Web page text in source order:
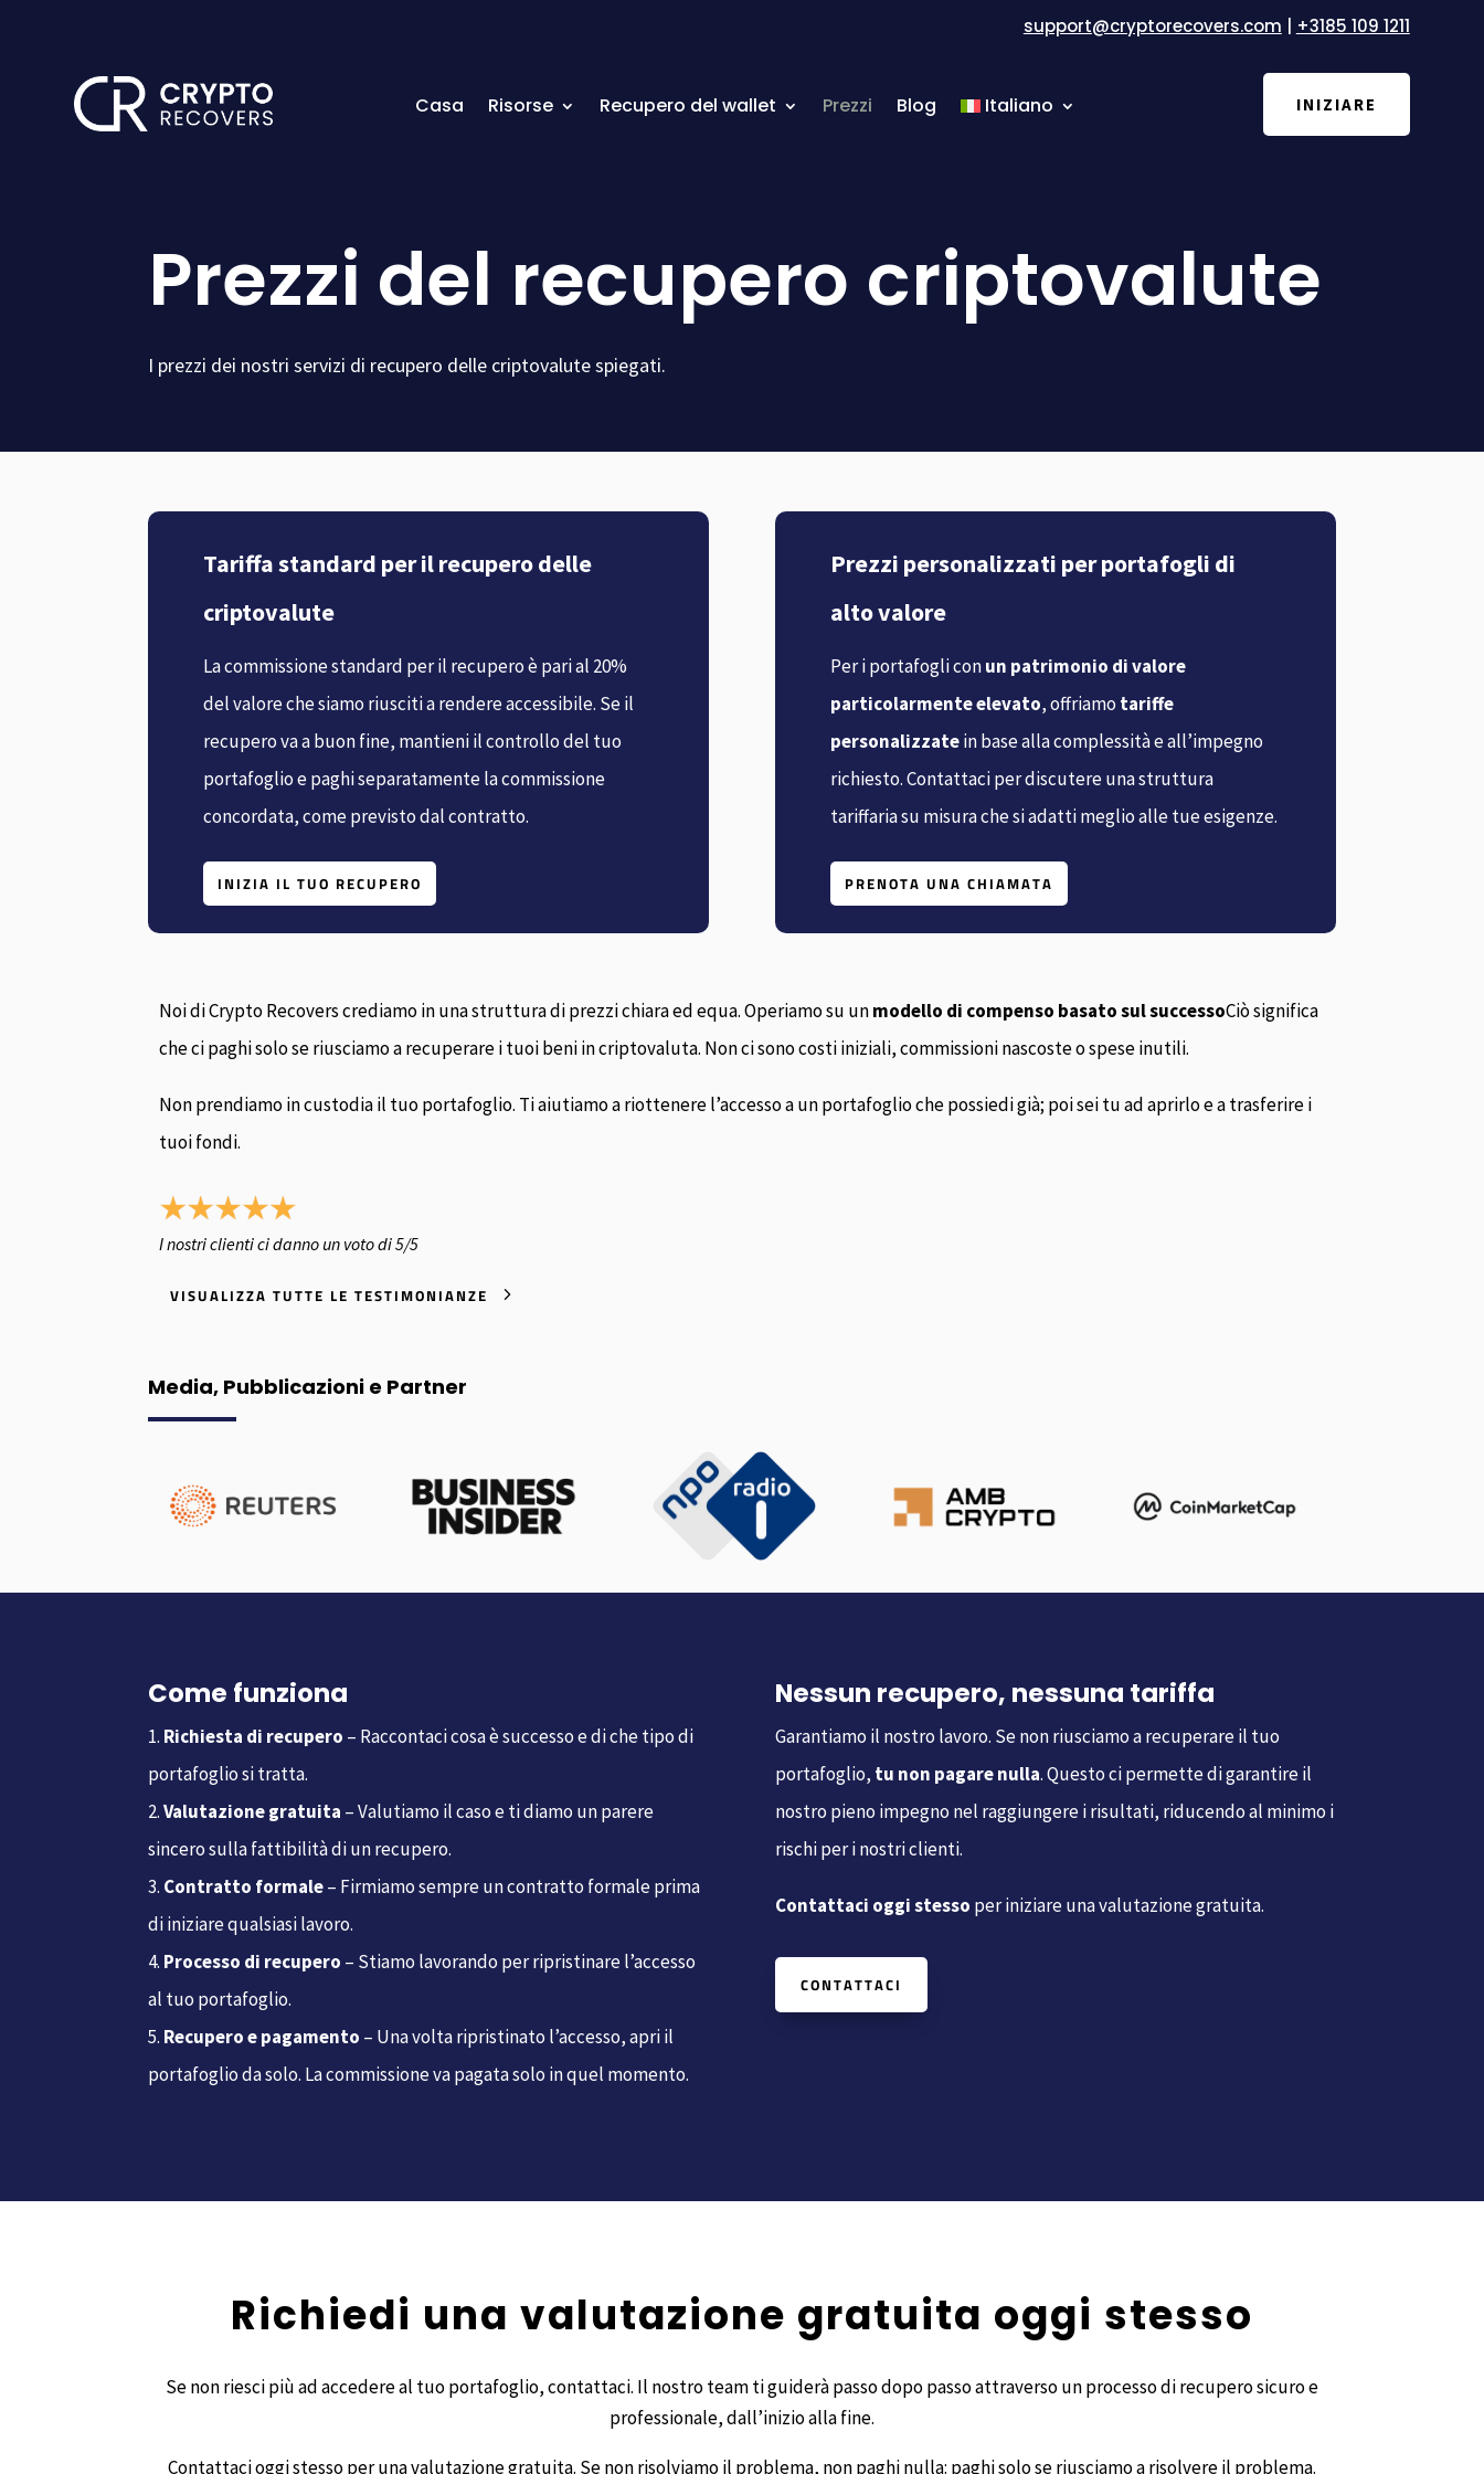
support@cryptorecovers.com +3185 109 1211
Casa Risorse Recupero del wallet Prezzi Blog Italiano INIZIARE
Prezzi del recupero criptovalute
I prezzi dei nostri servizi di recupero delle criptovalute spiegati.
Tariffa standard per il recupero delle
criptovalute
La commissione standard per il recupero è pari al 20%
del valore che siamo riusciti a rendere accessibile. Se il
recupero va a buon fine, mantieni il controllo del tuo
portafoglio e paghi separatamente la commissione
concordata, come previsto dal contratto.
INIZIA IL TUO RECUPERO
Prezzi personalizzati per portafogli di
alto valore
Per i portafogli conun patrimonio di valore
particolarmente elevato, offriamo tariffe
personalizzate in base alla complessità e all’impegno
richiesto. Contattaci per discutere una struttura
tariffaria su misura che si adatti meglio alle tue esigenze.
PRENOTA UNA CHIAMATA
Noi di Crypto Recovers crediamo in una struttura di prezzi chiara ed equa. Operiamo su unmodello di compenso basato sul successoCiò significa
che ci paghi solo se riusciamo a recuperare i tuoi beni in criptovaluta. Non ci sono costi iniziali, commissioni nascoste o spese inutili.
Non prendiamo in custodia il tuo portafoglio. Ti aiutiamo a riottenere l’accesso a un portafoglio che possiedi già; poi sei tu ad aprirlo e a trasferire i
tuoi fondi.
I nostri clienti ci danno un voto di 5/5
VISUALIZZA TUTTE LE TESTIMONIANZE
Media, Pubblicazioni e Partner
Come funziona
Richiesta di recupero – Raccontaci cosa è successo e di che tipo di
portafoglio si tratta.
Valutazione gratuita – Valutiamo il caso e ti diamo un parere
sincero sulla fattibilità di un recupero.
Contratto formale– Firmiamo sempre un contratto formale prima
di iniziare qualsiasi lavoro.
Processo di recupero – Stiamo lavorando per ripristinare l’accesso
al tuo portafoglio.
Recupero e pagamento – Una volta ripristinato l’accesso, apri il
portafoglio da solo. La commissione va pagata solo in quel momento.
Nessun recupero, nessuna tariffa
Garantiamo il nostro lavoro. Se non riusciamo a recuperare il tuo
portafoglio, tu non pagare nulla. Questo ci permette di garantire il
nostro pieno impegno nel raggiungere i risultati, riducendo al minimo i
rischi per i nostri clienti.
Contattaci oggi stesso per iniziare una valutazione gratuita.
CONTATTACI
Richiedi una valutazione gratuita oggi stesso
Se non riesci più ad accedere al tuo portafoglio, contattaci. Il nostro team ti guiderà passo dopo passo attraverso un processo di recupero sicuro e
professionale, dall’inizio alla fine.
Contattaci oggi stesso per una valutazione gratuita. Se non risolviamo il problema, non paghi nulla: paghi solo se riusciamo a risolvere il problema.